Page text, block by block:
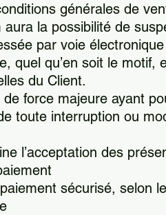
générales de
la possibilité de
par voie
quel qu’en soit le
du Client.
force majeure ayant
toute interruption ou
l’acceptation des
sécurisé, selon